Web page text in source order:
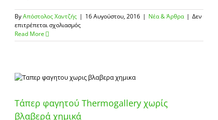
ByΑπόστολος Χαντζής | 16 Αυγούστου, 2016 | Νέα & Άρθρα | Δεν
επιτρέπεται σχολιασμόςστο
αντίο
φαγητού
Read More
Τάπερ φαγητού Thermogallery χωρίς
βλαβερά χημικά